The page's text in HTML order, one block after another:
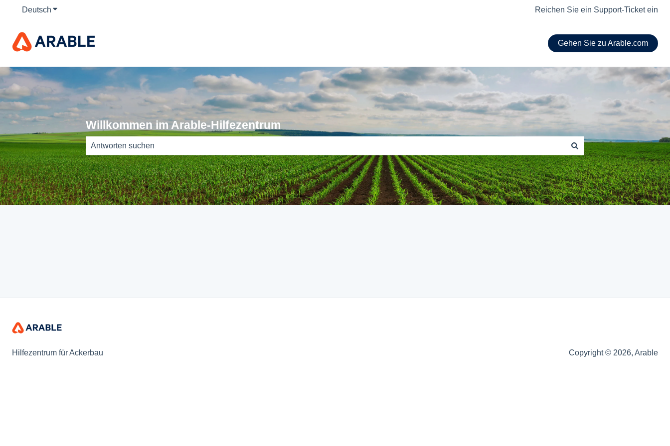
Deutsch Untermenü für Übersetzungen anzeigen Reichen Sie ein Support-Ticket ein
Gehen Sie zu Arable.com
Willkommen im Arable-Hilfezentrum
Es gibt keine Vorschläge, da das Suchfeld leer ist.
Hilfezentrum für Ackerbau Copyright © 2026, Arable